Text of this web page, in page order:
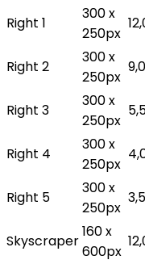
Right 1
300 x
250px
Right 2
300 x
250px
Right 3
300 x
250px
Right 4
300 x
250px
Right 5
300 x
250px
Skyscraper
160 x
600px